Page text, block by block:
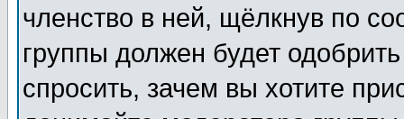
членство в ней, щёлкнув по
группы должен будет
спросить, зачем вы хотите